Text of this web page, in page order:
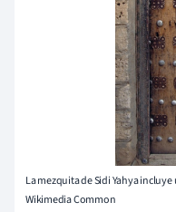
La mezquita de Sidi Yahya
Wikimedia Common